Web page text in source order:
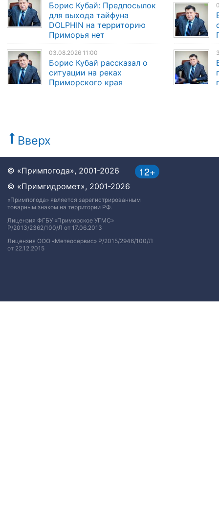
Борис Кубай: Предпосылок
для выхода тайфуна
DOLPHIN на территорию
Приморья нет
03.08.2026 11:00
Борис Кубай рассказал о
ситуации на реках
Приморского края
Вверх
12+
© «Примпогода», 2001-2026
© «Примгидромет», 2001-2026
«Примпогода» является зарегистрированным
товарным знаком на территории РФ.
Лицензия ФГБУ «Приморское УГМС»
Р/2013/2362/100/Л от 17.06.2013
Лицензия ООО «Метеосервис» Р/2015/2946/100/Л
от 22.12.2015